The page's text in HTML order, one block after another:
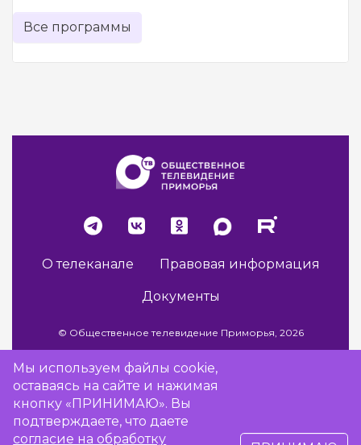
Все программы
О телеканале Правовая информация
Документы
© Общественное телевидение Приморья, 2026
Разработка сайта -Vladweb
Мы используем файлы cookie,
оставаясь на сайте и нажимая
кнопку «ПРИНИМАЮ». Вы
подтверждаете, что даете
согласие на обработку